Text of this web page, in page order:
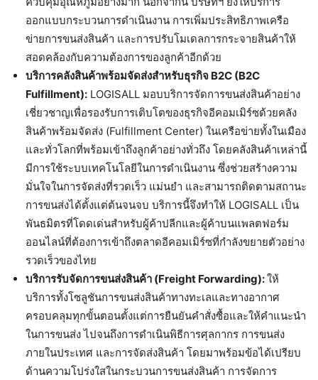
ออกแบบกระบวนการดำเนินงาน การเพิ่มประสิทธิภาพเครือ
ข่ายการขนส่งสินค้า และการปรับโมเดลการกระจายสินค้าให้
สอดคล้องกับความต้องการของลูกค้าอีกด้วย
บริการคลังสินค้าพร้อมจัดส่งสำหรับธุรกิจ B2C (B2C
Fulfillment): LOGISALL มอบบริการจัดการขนส่งสินค้าอย่าง
เชี่ยวชาญเพื่อรองรับการเติบโตของธุรกิจอีคอมเมิร์ซด้วยคลัง
สินค้าพร้อมจัดส่ง (Fulfillment Center) ในเครือข่ายทั้งในเมือง
และทั่วโลกที่พร้อมเข้าถึงลูกค้าอย่างทั่วถึง โดยคลังสินค้าเหล่านี้
มีการใช้ระบบเทคโนโลยีในการดำเนินงาน ซึ่งช่วยสร้างความ
มั่นใจในการจัดส่งที่รวดเร็ว แม่นยำ และสามารถติดตามสถานะ
การขนส่งได้ตั้งแต่ต้นจนจบ บริการนี้จึงทำให้ LOGISALL เป็น
พันธมิตรที่โดดเด่นสำหรับผู้ค้าปลีกและผู้ค้าบนแพลตฟอร์ม
ออนไลน์ที่ต้องการเข้าถึงตลาดอีคอมเมิร์ซที่กำลังขยายตัวอย่าง
รวดเร็วของไทย
บริการรับจัดการขนส่งสินค้า (Freight Forwarding):ให้
บริการทั้งโซลูชันการขนส่งสินค้าทางทะเลและทางอากาศ
ครอบคลุมทุกขั้นตอนตั้งแต่การยืนยันคำสั่งซื้อและให้คำแนะนำ
ในการขนส่ง ไปจนถึงการดำเนินพิธีการศุลกากร การขนส่ง
ภายในประเทศ และการจัดส่งสินค้า โดยมาพร้อมข้อได้เปรียบ
ด้านความโปร่งใสในกระบวนการขนส่งสินค้า การจัดการ